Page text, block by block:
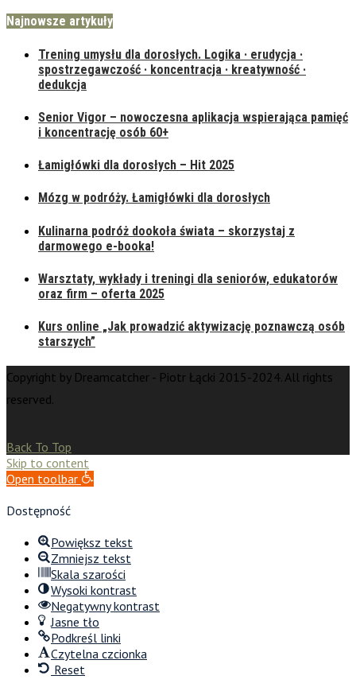
Najnowsze artykuły
Trening umysłu dla dorosłych. Logika · erudycja ·
spostrzegawczość · koncentracja · kreatywność ·
dedukcja
Senior Vigor – nowoczesna aplikacja wspierająca pamięć
i koncentrację osób 60+
Łamigłówki dla dorosłych – Hit 2025
Mózg w podróży. Łamigłówki dla dorosłych
Kulinarna podróż dookoła świata – skorzystaj z
darmowego e-booka!
Warsztaty, wykłady i treningi dla seniorów, edukatorów
oraz firm – oferta 2025
Kurs online „Jak prowadzić aktywizację poznawczą osób
starszych”
Copyright by Dreamcatcher - Piotr Łącki 2015-2024. All rights
reserved.
Back To Top
Skip to content
Open toolbar
Dostępność
Powiększ tekst
Zmniejsz tekst
Skala szarości
Wysoki kontrast
Negatywny kontrast
Jasne tło
Podkreśl linki
Czytelna czcionka
Reset